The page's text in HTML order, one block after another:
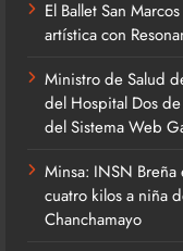
El Ballet San
artística con
Ministro de Salud
del Hospital Dos
del Sistema Web
Minsa: INSN
cuatro kilos a niña
Chanchamayo